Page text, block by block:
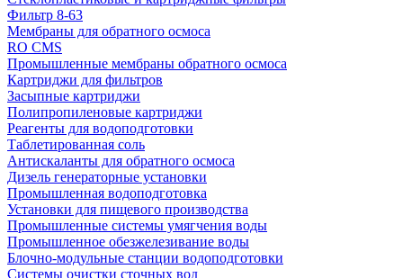
Фильтр 8-63
Мембраны для обратного осмоса
RO CMS
Промышленные мембраны обратного осмоса
Картриджи для фильтров
Засыпные картриджи
Полипропиленовые картриджи
Реагенты для водоподготовки
Таблетированная соль
Антискаланты для обратного осмоса
Дизель генераторные установки
Промышленная водоподготовка
Установки для пищевого производства
Промышленные системы умягчения воды
Промышленное обезжелезивание воды
Блочно-модульные станции водоподготовки
Системы очистки сточных вод